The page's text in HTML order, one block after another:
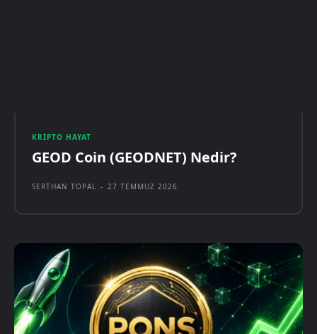
KRIPTO HAYAT
GEOD Coin (GEODNET) Nedir?
SERTHAN TOPAL - 27 TEMMUZ 2026